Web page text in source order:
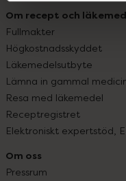
Om recept och
Fullmakter
Högkostnadsskyddet
Läkemedelsutbyte
Lämna in gammal
Resa med läkemedel
Receptregistret
Elektroniskt expertstöd,
Om oss
Pressrum